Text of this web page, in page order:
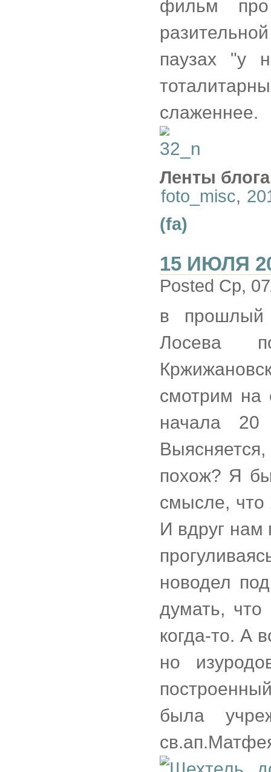
фильм
паузах "у
слаженнее.
Ленты
foto_misc,
(fa)
15 ИЮЛЯ
Posted Ср,
в прошлый
Лосева
смотрим на
начала 20
похож? Я
смысле, что
И вдруг нам
новодел
думать,
когда-то. А
но
была